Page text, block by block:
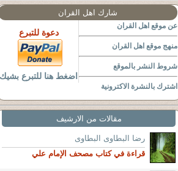
شارك اهل القران
عن موقع اهل القران
منهج موقع اهل القران
شروط النشر بالموقع
اشترك بالنشرة الاكترونية
دعوة للتبرع
اضغط هنا للتبرع بشيك
مقالات من الارشيف
رضا البطاوى البطاوى
قراءة في كتاب مصحف الإمام علي